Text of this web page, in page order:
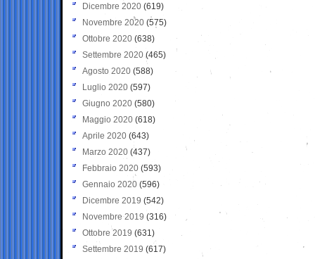
Dicembre 2020 (619)
Novembre 2020 (575)
Ottobre 2020 (638)
Settembre 2020(465)
Agosto 2020 (588)
Luglio 2020 (597)
Giugno 2020 (580)
Maggio 2020 (618)
Aprile 2020 (643)
Marzo 2020 (437)
Febbraio 2020 (593)
Gennaio 2020 (596)
Dicembre 2019 (542)
Novembre 2019 (316)
Ottobre 2019 (631)
Settembre 2019 (617)